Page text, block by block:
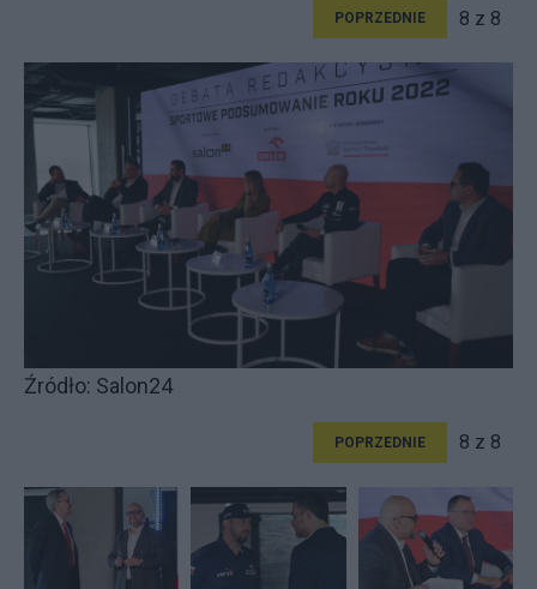
POPRZEDNIE 8 z 8
Źródło: Salon24
POPRZEDNIE 8 z 8